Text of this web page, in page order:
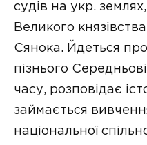
судів на укр.
Великого
Сянока. Йдеться
пізнього
часу, розповідає
займається
національної